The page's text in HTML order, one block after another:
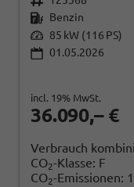
Benzin
85 kW (116 PS)
01.05.2026
36.090,– €
incl. 19% MwSt.
Verbrauch
CO2-Klasse: F
CO2-Emissionen: